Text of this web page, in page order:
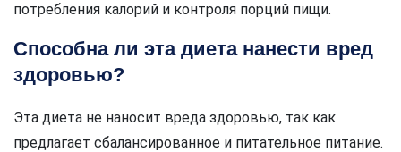
потребления калорий и контроля порций пищи.
Способна ли эта диета нанести вред
здоровью?
Эта диета не наносит вреда здоровью, так как
предлагает сбалансированное и питательное питание.